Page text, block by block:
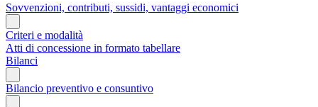
Sovvenzioni, contributi, sussidi, vantaggi economici
Criteri e modalità
Atti di concessione in formato tabellare
Bilanci
Bilancio preventivo e consuntivo